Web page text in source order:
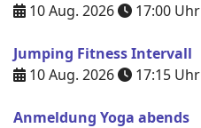
10 Aug. 2026
17:00 Uhr
Jumping Fitness Intervall
10 Aug. 2026
17:15 Uhr
Anmeldung Yoga abends